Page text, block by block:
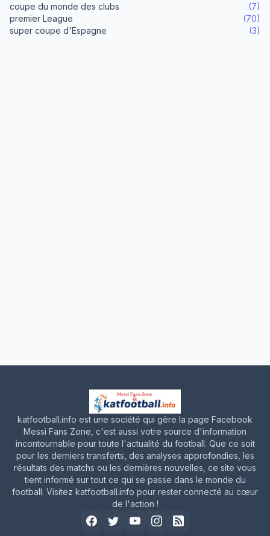
coupe du monde des clubs
(7)
premier League
(70)
super coupe d'Espagne
(3)
katfootball.info est une société qui gère la page Facebook
Messi Fans Zone, c'est aussi votre source d'information
incontournable pour toute l'actualité du football. Que ce soit
pour les derniers transferts, des analyses approfondies, les
résultats des matchs ou les dernières nouvelles, ce site vous
tient informé sur tout ce qui se passe dans le monde du
football. Visitez katfootball.info pour rester connecté au cœur
de l'action !